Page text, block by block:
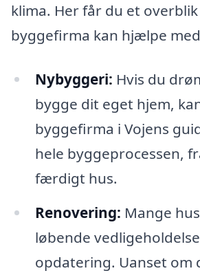
klima. Her får du et
byggefirma kan hjælpe
Nybyggeri: Hvis du
bygge dit eget hjem,
byggefirma i Vojens
hele byggeprocessen,
færdigt hus.
Renovering: Mange
løbende
opdatering. Uanset om